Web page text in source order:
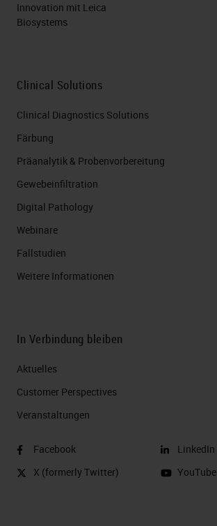
Innovation mit Leica
Biosystems
Clinical Solutions
Clinical Diagnostics Solutions
Färbung
Präanalytik & Probenvorbereitung
Gewebeinfiltration
Digital Pathology
Webinare
Fallstudien
Weitere Informationen
In Verbindung bleiben
Aktuelles
Customer Perspectives​
Veranstaltungen
Facebook
X (formerly Twitter)
LinkedIn
YouTube